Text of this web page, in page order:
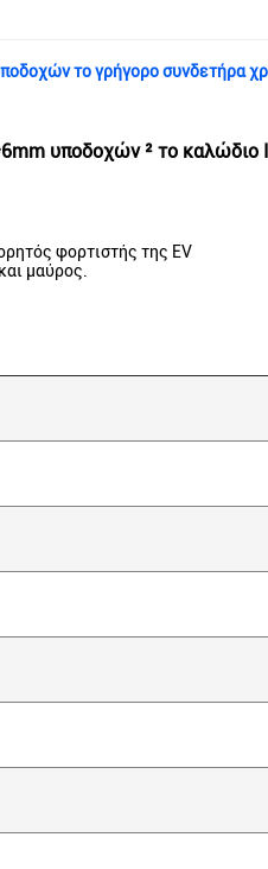
το γρήγορο συνδετήρα
υποδοχών ² το καλώδιο
φορτιστής της EV
μαύρος.